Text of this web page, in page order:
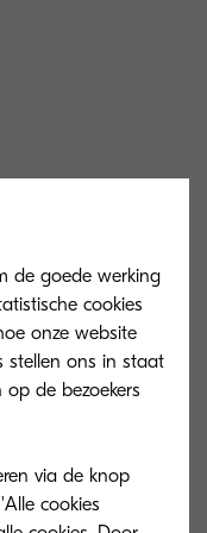
kleur
120
de goede werking
cookies
onze website
stellen ons in staat
de bezoekers
via de knop
cookies